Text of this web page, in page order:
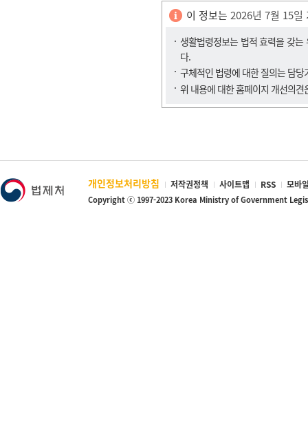
이 정보는 2026년 7월 15일
생활법령정보는 법적 효력을 갖
다.
구체적인 법령에 대한 질의는 담
위 내용에 대한 홈페이지 개선의
개인정보처리방침 저작권정책 사이트맵 RSS 모바
Copyright ⓒ 1997-2023 Korea Ministry of Government